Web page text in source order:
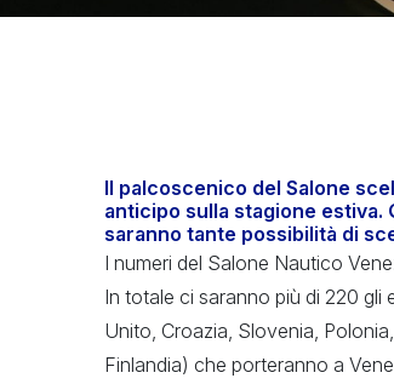
Il palcoscenico del Salone
anticipo sulla stagione estiva.
saranno tante possibilità di
I numeri del Salone Nautico
In totale ci saranno più di 220 gli
Unito, Croazia, Slovenia,
Finlandia) che porteranno a